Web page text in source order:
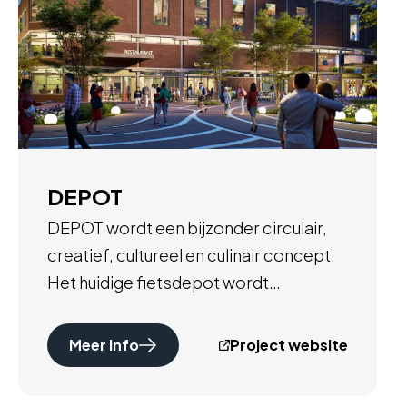
DEPOT
DEPOT wordt een bijzonder circulair,
creatief, cultureel en culinair concept.
Het huidige fietsdepot wordt
ontmoeten, verblijven en ondernemen.
Er is plaats voor creatieve
Meer info Project website